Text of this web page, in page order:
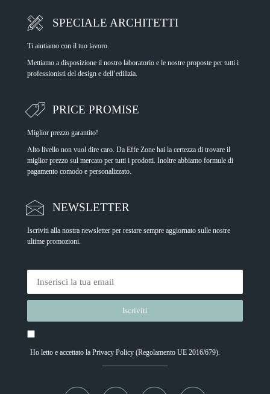
SPECIALE ARCHITETTI
Ti aiutiamo con il tuo lavoro.
Mettiamo a disposizione il nostro laboratorio e le nostre proposte per tutti i
professionisti del design e dell’edilizia.
PRICE PROMISE
Miglior prezzo garantito!
Alto livello non vuol dire caro. Da Effe Zone hai la certezza di trovare il
miglior prezzo sul mercato per tutti i prodotti. Inoltre abbiamo formule di
pagamento comodo e personalizzato.
NEWSLETTER
Iscriviti alla nostra newsletter per restare sempre aggiornato sulle nostre
ultime promozioni.
Ho letto e accettato la Privacy Policy(Regolamento UE 2016/679).
Alternative: